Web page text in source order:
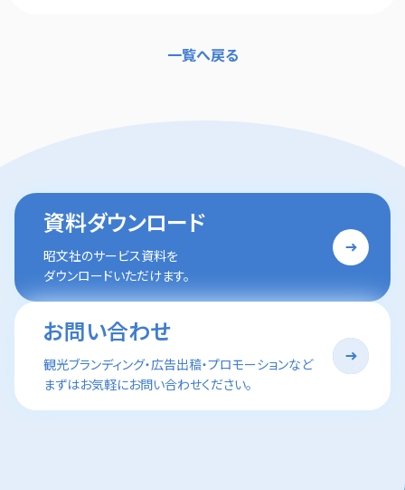
一覧へ戻る
資料ダウンロード
昭文社のサービス資料を
ダウンロードいただけます。
お問い合わせ
観光ブランディング・広告出稿・プロモーションなど
まずはお気軽にお問い合わせください。